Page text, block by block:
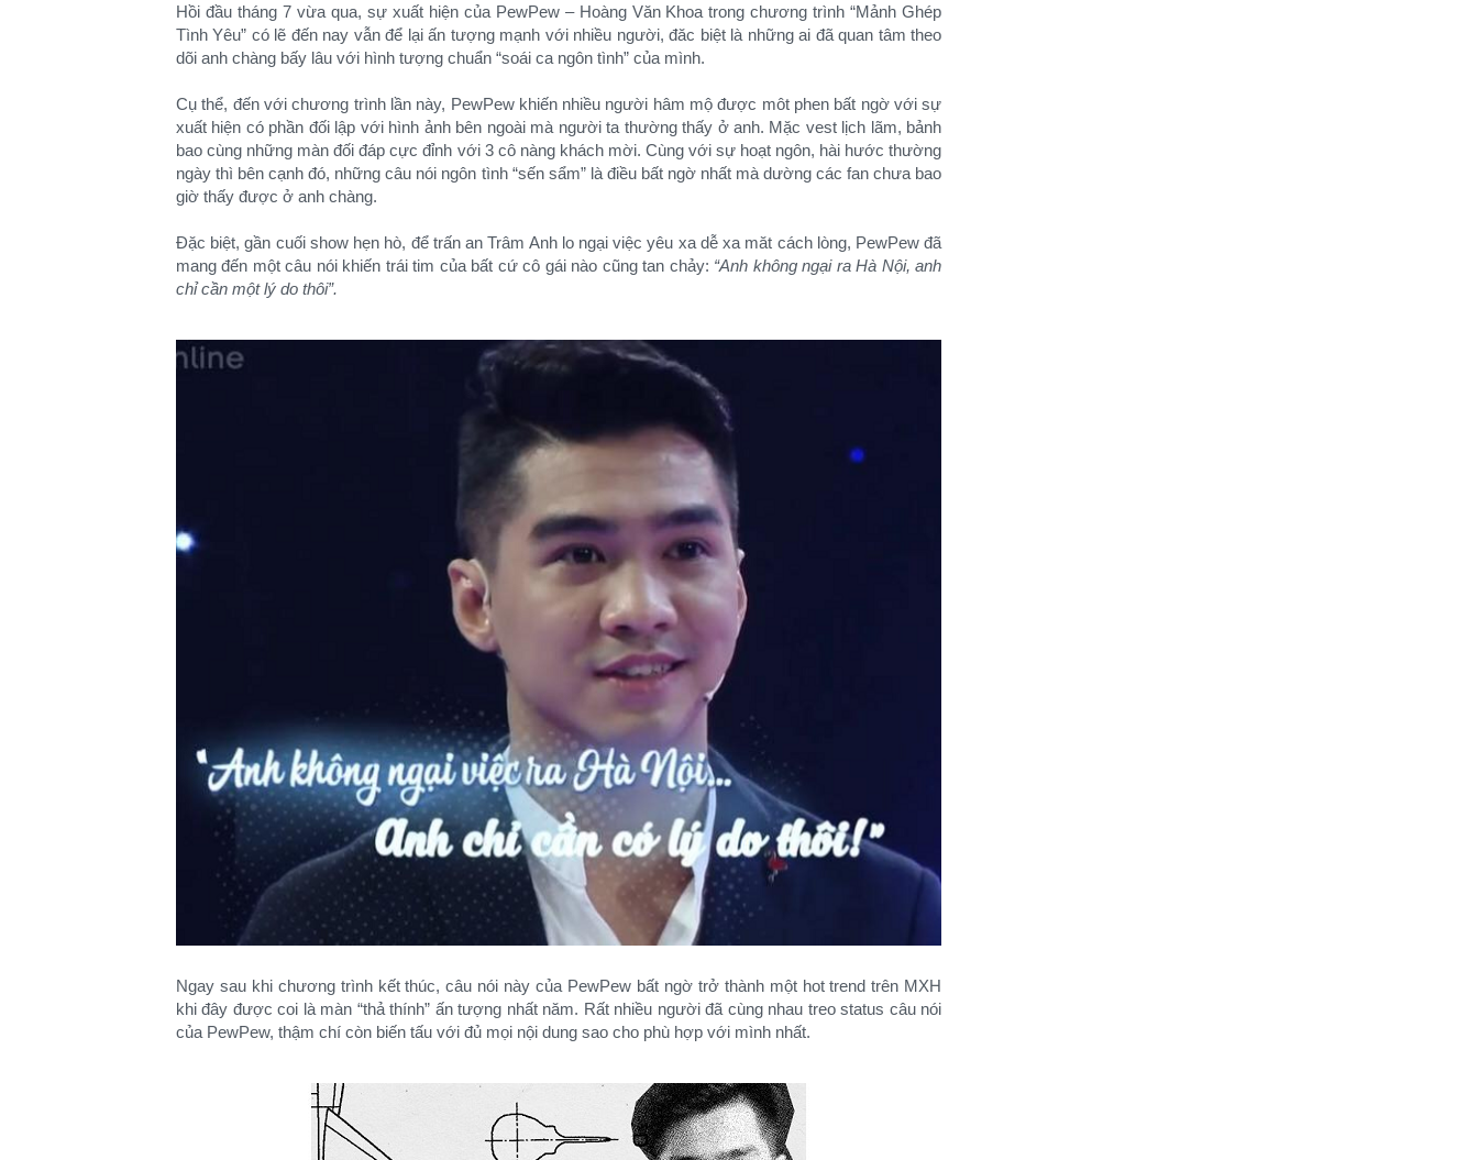
Hồi đầu tháng 7 vừa qua, sự xuất hiện của PewPew – Hoàng Văn Khoa trong chương trình “Mảnh Ghép
Tình Yêu” có lẽ đến nay vẫn để lại ấn tượng mạnh với nhiều người, đăc biệt là những ai đã quan tâm theo
dõi anh chàng bấy lâu với hình tượng chuẩn “soái ca ngôn tình” của mình.
Cụ thể, đến với chương trình lần này, PewPew khiến nhiều người hâm mộ được môt phen bất ngờ với sự
xuất hiện có phần đối lập với hình ảnh bên ngoài mà người ta thường thấy ở anh. Mặc vest lịch lãm, bảnh
bao cùng những màn đối đáp cực đỉnh với 3 cô nàng khách mời. Cùng với sự hoạt ngôn, hài hước thường
ngày thì bên cạnh đó, những câu nói ngôn tình “sến sẩm” là điều bất ngờ nhất mà dường các fan chưa bao
giờ thấy được ở anh chàng.
Đặc biệt, gần cuối show hẹn hò, để trấn an Trâm Anh lo ngại việc yêu xa dễ xa măt cách lòng, PewPew đã
mang đến một câu nói khiến trái tim của bất cứ cô gái nào cũng tan chảy: “Anh không ngại ra Hà Nội, anh
chỉ cần một lý do thôi”.
Ngay sau khi chương trình kết thúc, câu nói này của PewPew bất ngờ trở thành một hot trend trên MXH
khi đây được coi là màn “thả thính” ấn tượng nhất năm. Rất nhiều người đã cùng nhau treo status câu nói
của PewPew, thậm chí còn biến tấu với đủ mọi nội dung sao cho phù hợp với mình nhất.